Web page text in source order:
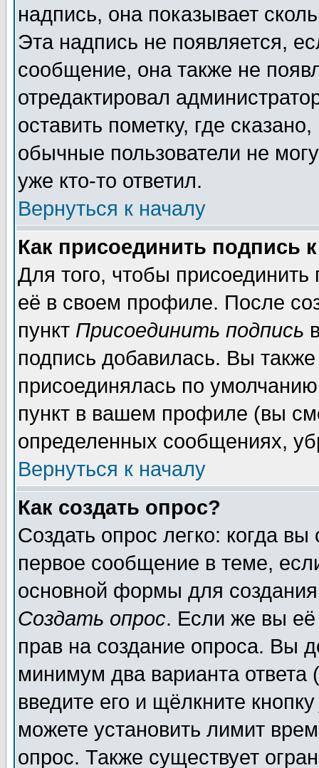
надпись, она показывает
Эта надпись не появляется,
сообщение, она также не
отредактировал
оставить пометку, где
обычные пользователи не
уже кто-то ответил.
Вернуться к началу
Как присоединить подпись
Для того, чтобы
её в своем профиле. После
пункт Присоединить подпись
подпись добавилась. Вы
присоединялась по
пункт в вашем профиле (вы
определенных сообщениях,
Вернуться к началу
Как создать опрос?
Создать опрос легко: когда
первое сообщение в теме,
основной формы для
Создать опрос. Если же вы её
прав на создание опроса. Вы
минимум два варианта ответа
введите его и щёлкните
можете установить лимит
опрос. Также существует